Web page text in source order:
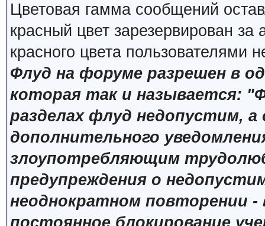
Цветовая гамма сообщений
красный цвет зарезервирован
красного цвета пользователями
Флуд на форуме разрешен в
которая так и называется:
разделах флуд недопустим,
дополнительного
злоупотребляющим
предупреждения о
неоднократном повторении
постоянное блокирование